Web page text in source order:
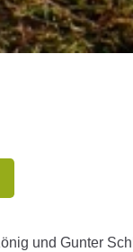
und Gunter